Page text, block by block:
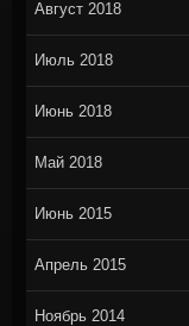
Август 2018
Июль 2018
Июнь 2018
Май 2018
Июнь 2015
Апрель 2015
Ноябрь 2014